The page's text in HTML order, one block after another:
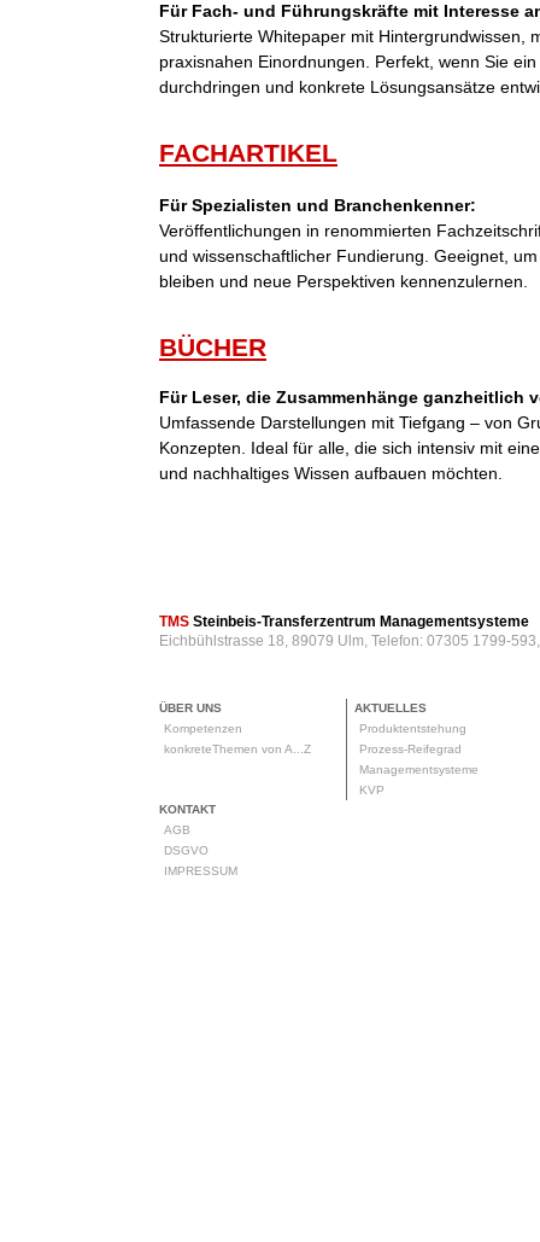
Für Fach- und Führungskräfte mit Interesse
Strukturierte Whitepaper mit Hintergrundwissen,
praxisnahen Einordnungen. Perfekt, wenn Sie
durchdringen und konkrete Lösungsansätze
FACHARTIKEL
Für Spezialisten und Branchenkenner:
Veröffentlichungen in renommierten
und wissenschaftlicher Fundierung. Geeignet,
bleiben und neue Perspektiven kennenzulernen.
BÜCHER
Für Leser, die Zusammenhänge ganzheitlich
Umfassende Darstellungen mit Tiefgang – von
Konzepten. Ideal für alle, die sich intensiv mit
und nachhaltiges Wissen aufbauen möchten.
TMS Steinbeis-Transferzentrum Managementsysteme
Eichbühlstrasse 18, 89079 Ulm, Telefon: 07305 1799-
ÜBER UNS
Kompetenzen
konkreteThemen von A...Z
AKTUELLES
Produktentstehung
Prozess-Reifegrad
Managementsysteme
KVP
KONTAKT
AGB
DSGVO
IMPRESSUM